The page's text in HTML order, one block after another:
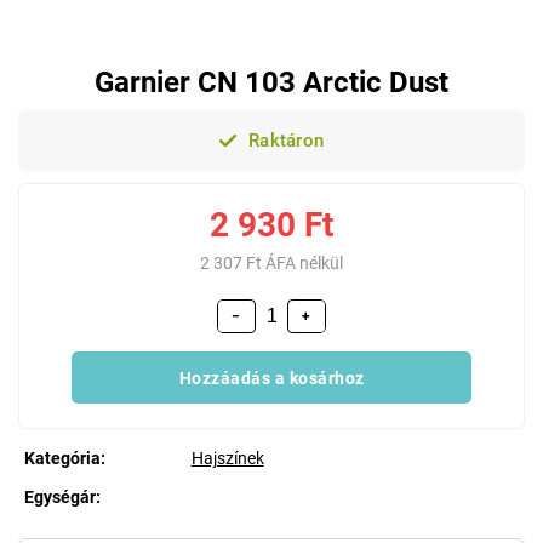
Garnier CN 103 Arctic Dust
Raktáron
2 930 Ft
2 307 Ft ÁFA nélkül
+
−
Hozzáadás a kosárhoz
Kategória:
Hajszínek
Egységár: